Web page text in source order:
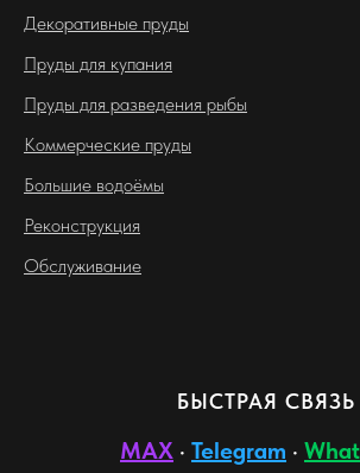
Декоративные пруды
Пруды для купания
Пруды для разведения рыбы
Коммерческие пруды
Большие водоёмы
Реконструкция
Обслуживание
БЫСТРАЯ СВЯЗЬ
MAX · Telegram ·